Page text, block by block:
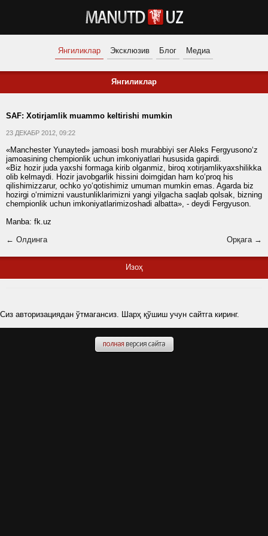
Янгиликлар Эксклюзив Блог Медиа
Янгиликлар
SAF: Xotirjamlik muammo keltirishi mumkin
23 ДЕКАБР 2012, 09:22
«Manchester Yunayted» jamoasi bosh murabbiyi ser Aleks Fergyusono‘z
jamoasining chempionlik uchun imkoniyatlari hususida gapirdi.
«Biz hozir juda yaxshi formaga kirib olganmiz, biroq xotirjamlikyaxshilikka
olib kelmaydi. Hozir javobgarlik hissini doimgidan ham ko‘proq his
qilishimizzarur, ochko yo‘qotishimiz umuman mumkin emas. Agarda biz
hozirgi o‘rnimizni vaustunliklarimizni yangi yilgacha saqlab qolsak, bizning
chempionlik uchun imkoniyatlarimizoshadi albatta», - deydi Fergyuson.
Manba: fk.uz
← Олдинга
Орқага →
Изоҳ
Сиз авторизациядан ўтмагансиз. Шарҳ қўшиш учун сайтга киринг.